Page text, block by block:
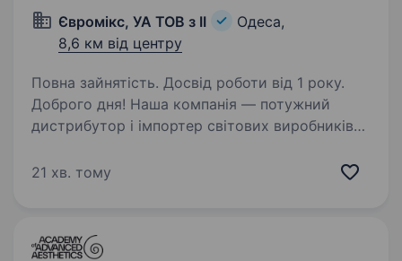
Євромікс, УА ТОВ з ІІ
Одеса,
8,6 км від центру
Повна зайнятість. Досвід роботи від 1 року.
Доброго дня! Наша компанія — потужний
дистрибутор і імпортер світових виробників
довгострокові контракти з
21 хв. тому